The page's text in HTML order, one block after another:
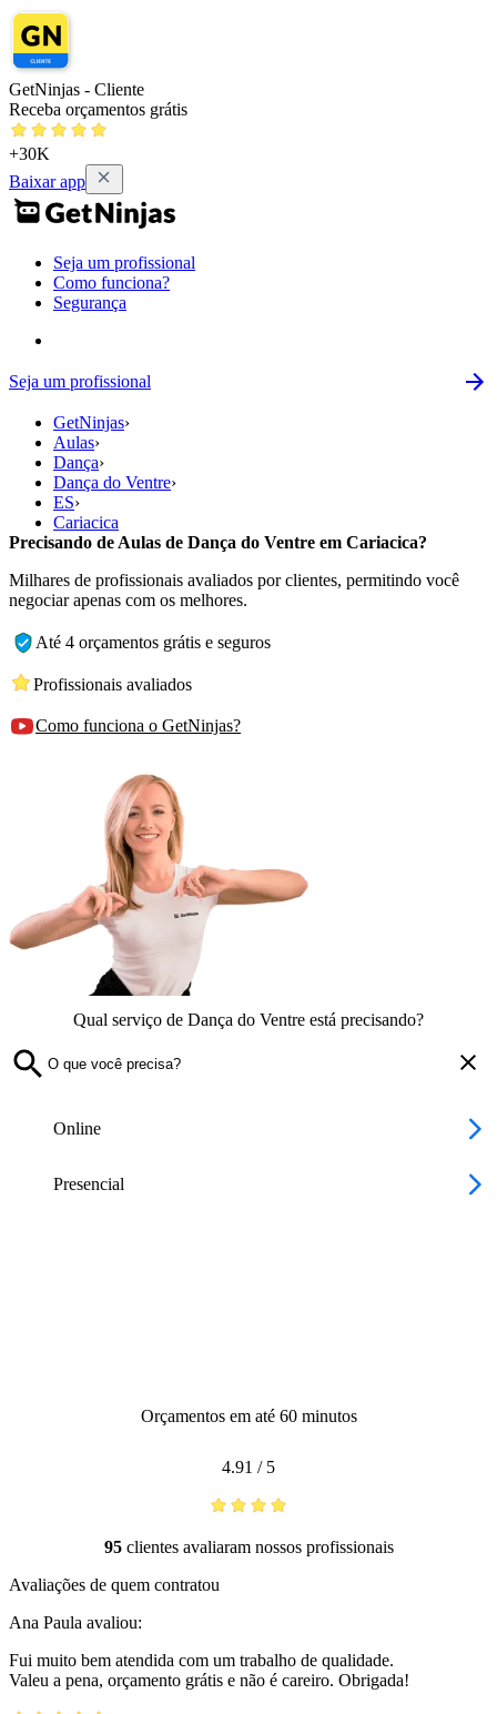
GetNinjas - Cliente
Receba orçamentos grátis
+30K
Baixar app
Seja um profissional
Como funciona?
Segurança
Seja um profissional
GetNinjas›
Aulas›
Dança›
Dança do Ventre›
ES›
Cariacica
Precisando de Aulas de Dança do Ventre em Cariacica?
Milhares de profissionais avaliados por clientes, permitindo você
negociar apenas com os melhores.
Até 4 orçamentos grátis e seguros
Profissionais avaliados
Como funciona o GetNinjas?
Qual serviço de Dança do Ventre está precisando?
Online
Presencial
Orçamentos em até 60 minutos
4.91 / 5
95clientes avaliaram nossos profissionais
Avaliações de quem contratou
Ana Paula avaliou:
Fui muito bem atendida com um trabalho de qualidade.
Valeu a pena, orçamento grátis e não é careiro. Obrigada!